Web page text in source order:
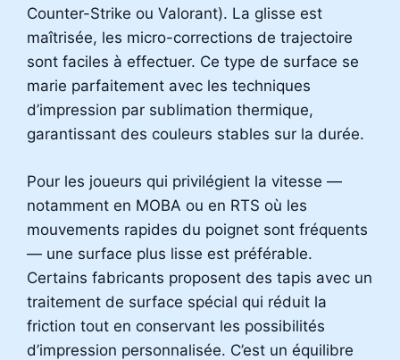
Counter-Strike ou Valorant). La glisse est
maîtrisée, les micro-corrections de trajectoire
sont faciles à effectuer. Ce type de surface se
marie parfaitement avec les techniques
d’impression par sublimation thermique,
garantissant des couleurs stables sur la durée.
Pour les joueurs qui privilégient la vitesse —
notamment en MOBA ou en RTS où les
mouvements rapides du poignet sont fréquents
— une surface plus lisse est préférable.
Certains fabricants proposent des tapis avec un
traitement de surface spécial qui réduit la
friction tout en conservant les possibilités
d’impression personnalisée. C’est un équilibre